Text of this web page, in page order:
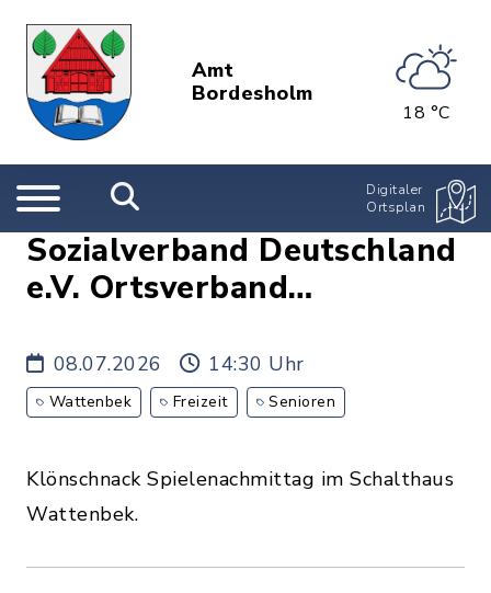
Amt
Bordesholm
18 °C
Digitaler
Ortsplan
Sozialverband Deutschland
e.V. Ortsverband
08.07.2026 14:30 Uhr
Wattenbek Freizeit Senioren
Klönschnack Spielenachmittag im Schalthaus
Wattenbek.